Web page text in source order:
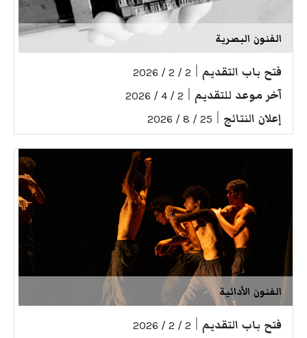
الفنون البصرية
فتح باب التقديم 2 / 2 / 2026
آخر موعد للتقديم 2 / 4 / 2026
إعلان النتائج 25 / 8 / 2026
الفنون الأدائية
فتح باب التقديم 2 / 2 / 2026